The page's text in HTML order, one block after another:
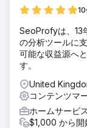
10
SeoProfyは、13
の分析ツールに
可能な収益源へ
す。
United
コンテンツマ
ホームサービ
$1,000 から開